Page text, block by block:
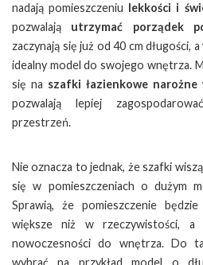
nadają pomieszczeniu
lekkości i
pozwalają utrzymać porządek
zaczynają się już od 40 cm długości,
idealny model do swojego wnętrza.
się na szafki łazienkowe narożne
pozwalają lepiej
przestrzeń.
Nie oznacza to jednak, że szafki
się w pomieszczeniach o dużym
Sprawią, że pomieszczenie
większe niż w rzeczywistości,
nowoczesności do wnętrza. Do